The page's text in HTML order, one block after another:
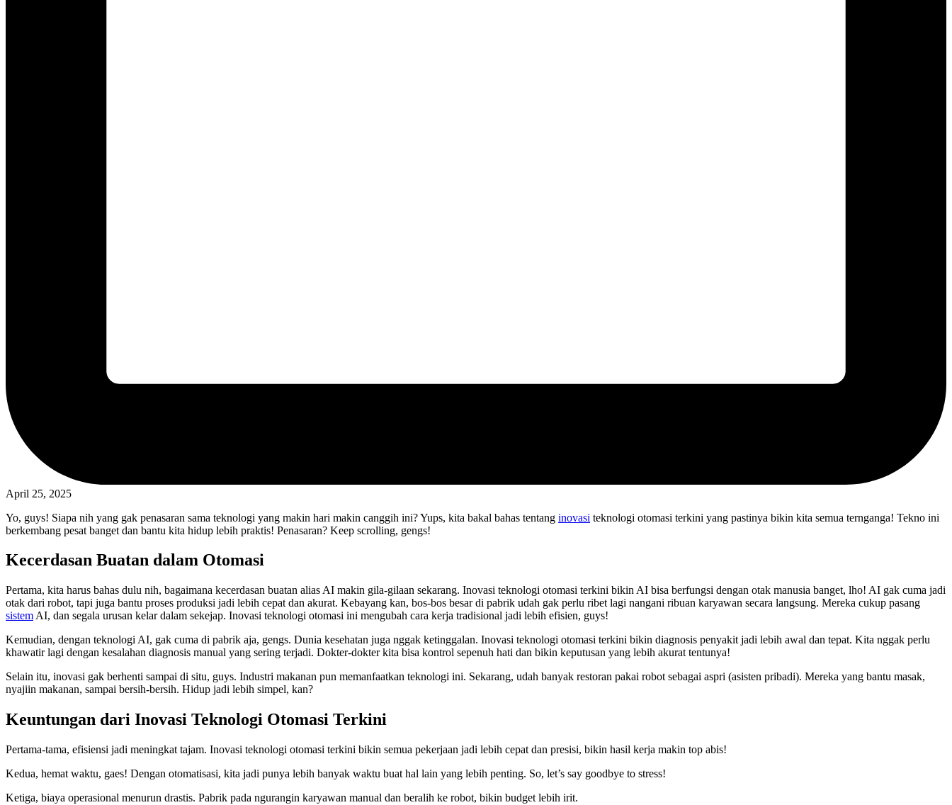
April 25, 2025
Yo, guys! Siapa nih yang gak penasaran sama teknologi yang makin hari makin canggih ini? Yups, kita bakal bahas tentang inovasi teknologi otomasi terkini yang pastinya bikin kita semua ternganga! Tekno ini
berkembang pesat banget dan bantu kita hidup lebih praktis! Penasaran? Keep scrolling, gengs!
Kecerdasan Buatan dalam Otomasi
Pertama, kita harus bahas dulu nih, bagaimana kecerdasan buatan alias AI makin gila-gilaan sekarang. Inovasi teknologi otomasi terkini bikin AI bisa berfungsi dengan otak manusia banget, lho! AI gak cuma jadi
otak dari robot, tapi juga bantu proses produksi jadi lebih cepat dan akurat. Kebayang kan, bos-bos besar di pabrik udah gak perlu ribet lagi nangani ribuan karyawan secara langsung. Mereka cukup pasang
sistem AI, dan segala urusan kelar dalam sekejap. Inovasi teknologi otomasi ini mengubah cara kerja tradisional jadi lebih efisien, guys!
Kemudian, dengan teknologi AI, gak cuma di pabrik aja, gengs. Dunia kesehatan juga nggak ketinggalan. Inovasi teknologi otomasi terkini bikin diagnosis penyakit jadi lebih awal dan tepat. Kita nggak perlu
khawatir lagi dengan kesalahan diagnosis manual yang sering terjadi. Dokter-dokter kita bisa kontrol sepenuh hati dan bikin keputusan yang lebih akurat tentunya!
Selain itu, inovasi gak berhenti sampai di situ, guys. Industri makanan pun memanfaatkan teknologi ini. Sekarang, udah banyak restoran pakai robot sebagai aspri (asisten pribadi). Mereka yang bantu masak,
nyajiin makanan, sampai bersih-bersih. Hidup jadi lebih simpel, kan?
Keuntungan dari Inovasi Teknologi Otomasi Terkini
Pertama-tama, efisiensi jadi meningkat tajam. Inovasi teknologi otomasi terkini bikin semua pekerjaan jadi lebih cepat dan presisi, bikin hasil kerja makin top abis!
Kedua, hemat waktu, gaes! Dengan otomatisasi, kita jadi punya lebih banyak waktu buat hal lain yang lebih penting. So, let’s say goodbye to stress!
Ketiga, biaya operasional menurun drastis. Pabrik pada ngurangin karyawan manual dan beralih ke robot, bikin budget lebih irit.